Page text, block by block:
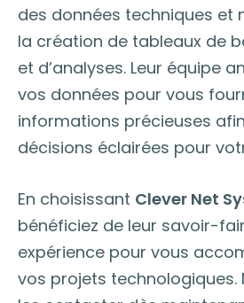
des données techniques et
la création de tableaux de
et d’analyses. Leur équipe
vos données pour vous
informations précieuses
décisions éclairées pour
En choisissant Clever Net
bénéficiez de leur savoir-
expérience pour vous
vos projets technologiques.